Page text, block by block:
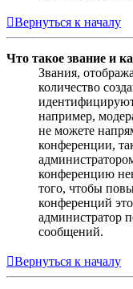
Вернуться к началу
Что такое звание и
Звания,
количество
например,
не можете
конференции,
конференцию
того, чтобы
конференций
администратор
сообщений.
Вернуться к началу